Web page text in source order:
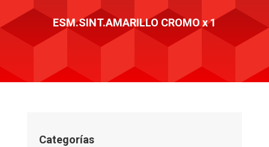
ESM.SINT.AMARILLO CROMO x 1
Categorías